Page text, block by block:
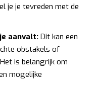
je je tevreden met de
aanvalt: Dit kan een
obstakels of
is belangrijk om
mogelijke